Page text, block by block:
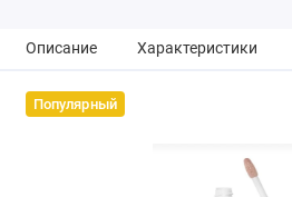
Описание Характеристики
Популярный